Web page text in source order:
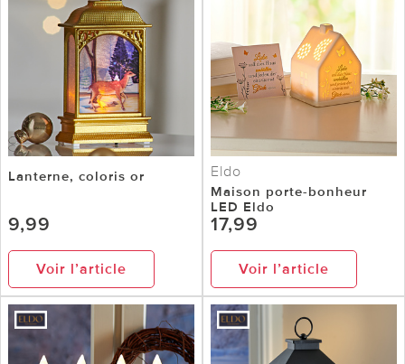
Lanterne, coloris or
9,99
Voir l’article
Eldo
Maison porte-bonheur
LED Eldo
17,99
Voir l’article